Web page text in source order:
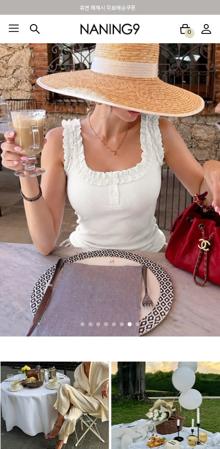
BEST 포토리뷰 - 매주 2명추첨 3만원쿠폰
0
BEST100🤍 NEW5% 베스트재진행 썸머여행룩 아울렛 하객&모임룩